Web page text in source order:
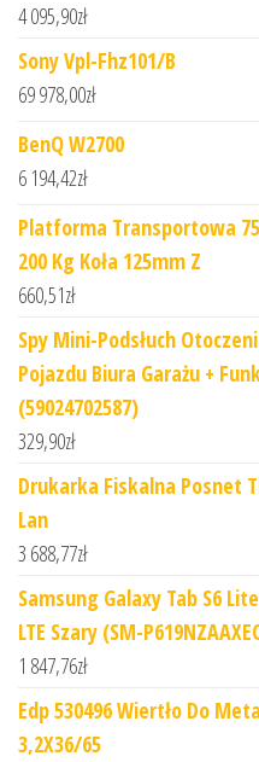
4 095,90zł
Sony Vpl-Fhz101/B
69 978,00zł
BenQ W2700
6 194,42zł
Platforma Transportowa
200 Kg Koła 125mm Z
660,51zł
Spy Mini-Podsłuch
Pojazdu Biura Garażu +
(59024702587)
329,90zł
Drukarka Fiskalna Posnet
Lan
3 688,77zł
Samsung Galaxy Tab S6
LTE Szary (SM-
1 847,76zł
Edp 530496 Wiertło Do
3,2X36/65